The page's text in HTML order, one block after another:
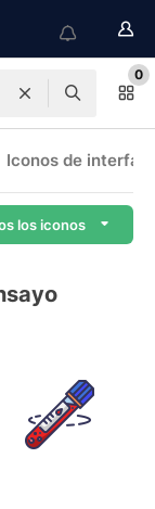
0
Iconos de interfaz
los iconos